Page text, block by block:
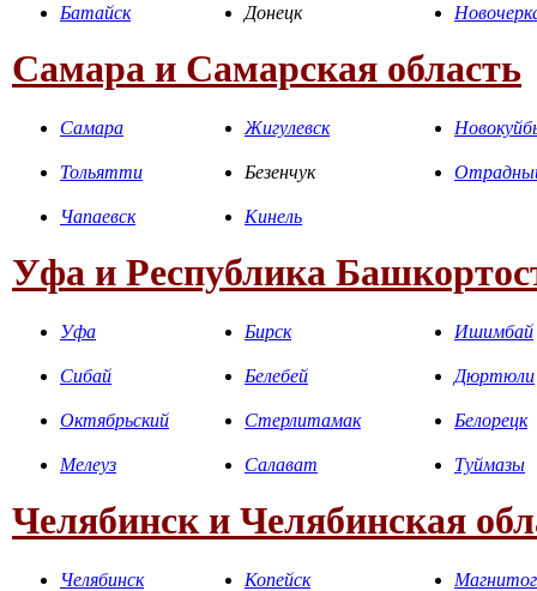
Батайск Донецк
Самара и Самарская область
Самара Жигулевск
Тольятти Безенчук
Чапаевск Кинель
Уфа и Республика
Уфа Бирск Ишимбай
Сибай Белебей Дюртюли
Октябрьский Стерлитамак Белорецк
Мелеуз Салават Туймазы
Челябинск и Челябинская
Челябинск Копейск